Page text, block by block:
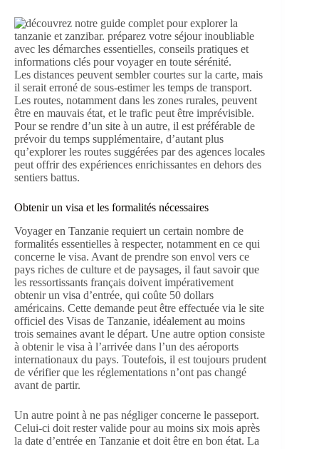
Les distances peuvent sembler courtes sur la carte, mais
il serait erroné de sous-estimer les temps de transport.
Les routes, notamment dans les zones rurales, peuvent
être en mauvais état, et le trafic peut être imprévisible.
Pour se rendre d’un site à un autre, il est préférable de
prévoir du temps supplémentaire, d’autant plus
qu’explorer les routes suggérées par des agences locales
peut offrir des expériences enrichissantes en dehors des
sentiers battus.
Obtenir un visa et les formalités nécessaires
Voyager en Tanzanie requiert un certain nombre de
formalités essentielles à respecter, notamment en ce qui
concerne le visa. Avant de prendre son envol vers ce
pays riches de culture et de paysages, il faut savoir que
les ressortissants français doivent impérativement
obtenir un visa d’entrée, qui coûte 50 dollars
américains. Cette demande peut être effectuée via le site
officiel des Visas de Tanzanie, idéalement au moins
trois semaines avant le départ. Une autre option consiste
à obtenir le visa à l’arrivée dans l’un des aéroports
internationaux du pays. Toutefois, il est toujours prudent
de vérifier que les réglementations n’ont pas changé
avant de partir.
Un autre point à ne pas négliger concerne le passeport.
Celui-ci doit rester valide pour au moins six mois après
la date d’entrée en Tanzanie et doit être en bon état. La